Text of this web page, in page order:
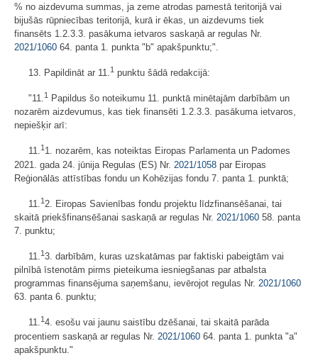
% no aizdevuma summas, ja zeme atrodas pamestā teritorijā vai
bijušās rūpniecības teritorijā, kurā ir ēkas, un aizdevums tiek
finansēts 1.2.3.3. pasākuma ietvaros saskaņā ar regulas Nr.
2021/1060 64. panta 1. punkta "b" apakšpunktu;".
13. Papildināt ar 11. 1 punktu šādā redakcijā:
"11.1
Papildus šo noteikumu 11. punktā minētajām darbībām un
nozarēm aizdevumus, kas tiek finansēti 1.2.3.3. pasākuma ietvaros,
nepiešķir arī:
11.1 1. nozarēm, kas noteiktas Eiropas Parlamenta un Padomes
2021. gada 24. jūnija Regulas (ES) Nr. 2021/1058 par Eiropas
Reģionālās attīstības fondu un Kohēzijas fondu 7. panta 1. punktā;
11. 1 2. Eiropas Savienības fondu projektu līdzfinansēšanai, tai
skaitā priekšfinansēšanai saskaņā ar regulas Nr. 2021/1060 58. panta
7. punktu;
11.13. darbībām, kuras uzskatāmas par faktiski pabeigtām vai
pilnībā īstenotām pirms pieteikuma iesniegšanas par atbalsta
programmas finansējuma saņemšanu, ievērojot regulas Nr. 2021/1060
63. panta 6. punktu;
11.1 4. esošu vai jaunu saistību dzēšanai, tai skaitā parāda
procentiem saskaņā ar regulas Nr. 2021/1060 64. panta 1. punkta "a"
apakšpunktu."